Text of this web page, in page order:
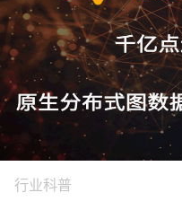
行业科普